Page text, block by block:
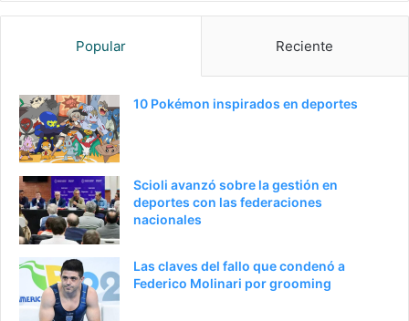
g
e
r
o
g
p
i
Popular Reciente
10 Pokémon inspirados en deportes
Scioli avanzó sobre la gestión en
deportes con las federaciones
nacionales
Las claves del fallo que condenó a
Federico Molinari por grooming